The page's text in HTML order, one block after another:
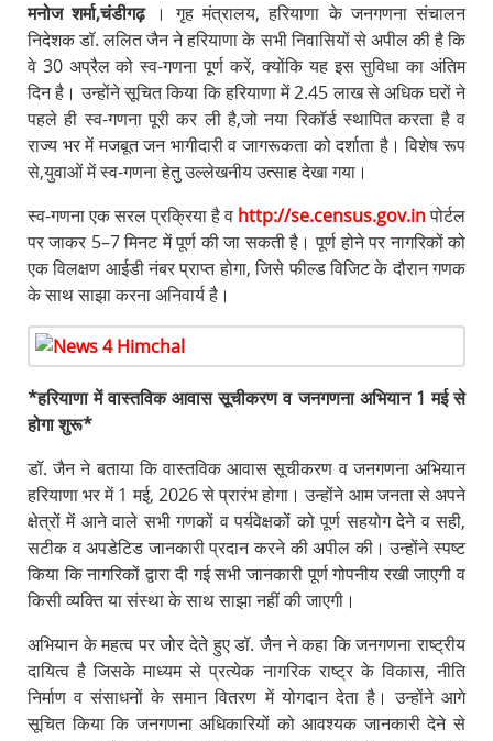
मनोज शर्मा,चंडीगढ़। गृह मंत्रालय, हरियाणा के जनगणना संचालन
निदेशक डॉ. ललित जैन ने हरियाणा के सभी निवासियों से अपील की है कि
वे 30 अप्रैल को स्व-गणना पूर्ण करें, क्योंकि यह इस सुविधा का अंतिम
दिन है। उन्होंने सूचित किया कि हरियाणा में 2.45 लाख से अधिक घरों ने
पहले ही स्व-गणना पूरी कर ली है,जो नया रिकॉर्ड स्थापित करता है व
राज्य भर में मजबूत जन भागीदारी व जागरूकता को दर्शाता है। विशेष रूप
से,युवाओं में स्व-गणना हेतु उल्लेखनीय उत्साह देखा गया।
स्व-गणना एक सरल प्रक्रिया है व http://se.census.gov.inपोर्टल
पर जाकर 5–7 मिनट में पूर्ण की जा सकती है। पूर्ण होने पर नागरिकों को
एक विलक्षण आईडी नंबर प्राप्त होगा, जिसे फील्ड विजिट के दौरान गणक
के साथ साझा करना अनिवार्य है।
*हरियाणा में वास्तविक आवास सूचीकरण व जनगणना अभियान 1 मई से
होगा शुरू*
डॉ. जैन ने बताया कि वास्तविक आवास सूचीकरण व जनगणना अभियान
हरियाणा भर में 1 मई, 2026 से प्रारंभ होगा। उन्होंने आम जनता से अपने
क्षेत्रों में आने वाले सभी गणकों व पर्यवेक्षकों को पूर्ण सहयोग देने व सही,
सटीक व अपडेटिड जानकारी प्रदान करने की अपील की। उन्होंने स्पष्ट
किया कि नागरिकों द्वारा दी गई सभी जानकारी पूर्ण गोपनीय रखी जाएगी व
किसी व्यक्ति या संस्था के साथ साझा नहीं की जाएगी।
अभियान के महत्व पर जोर देते हुए डॉ. जैन ने कहा कि जनगणना राष्ट्रीय
दायित्व है जिसके माध्यम से प्रत्येक नागरिक राष्ट्र के विकास, नीति
निर्माण व संसाधनों के समान वितरण में योगदान देता है। उन्होंने आगे
सूचित किया कि जनगणना अधिकारियों को आवश्यक जानकारी देने से